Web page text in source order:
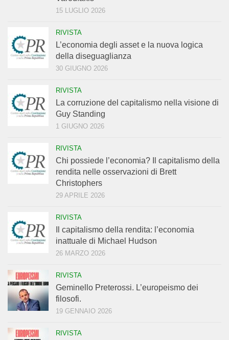
15 LUGLIO 2026
RIVISTA
L’economia degli asset e la nuova logica
della diseguaglianza
30 GIUGNO 2026
RIVISTA
La corruzione del capitalismo nella visione di
Guy Standing
1 GIUGNO 2026
RIVISTA
Chi possiede l’economia? Il capitalismo della
rendita nelle osservazioni di Brett
Christophers
29 APRILE 2026
RIVISTA
Il capitalismo della rendita: l’economia
inattuale di Michael Hudson
26 MARZO 2026
RIVISTA
Geminello Preterossi. L’europeismo dei
filosofi.
19 GENNAIO 2026
RIVISTA